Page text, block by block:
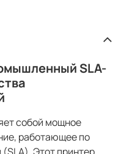
SLA-
собой мощное
работающее по